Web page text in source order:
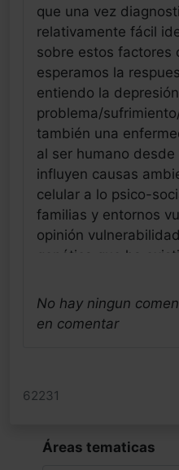
que una vez
relativamente fácil
sobre estos factores
esperamos la
entiendo la
problema/
también una
al ser humano
influyen causas
celular a lo psico-
familias y entornos
opinión
genética que ha
intensidad de la
sistema social tan
precozmente de
exposición a infinitos
No hay ningun
en comentar
62231
Áreas tematicas